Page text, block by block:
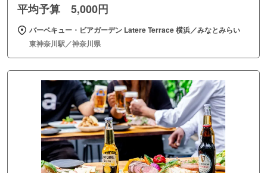
平均予算 5,000円
バーベキュー・ビアガーデン Latere Terrace 横浜／みなとみらい
東神奈川駅／神奈川県